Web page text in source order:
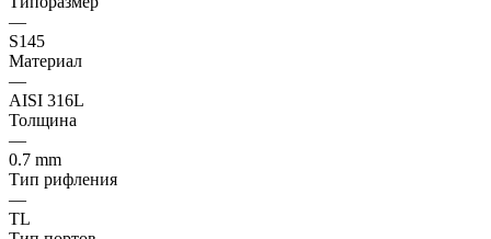
—
S145
Материал
—
AISI 316L
Толщина
—
0.7 mm
Тип рифления
—
ТL